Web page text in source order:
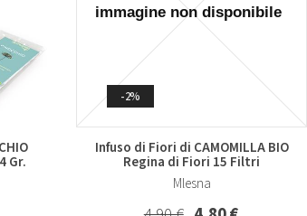
Gr.
-2%
Infuso di Fiori di CAMOMILLA BIO
Regina di Fiori 15 Filtri
Mlesna